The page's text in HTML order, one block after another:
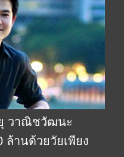
ยุ วาณิชวัฒนะ
ล้านด้วยวัยเพียง